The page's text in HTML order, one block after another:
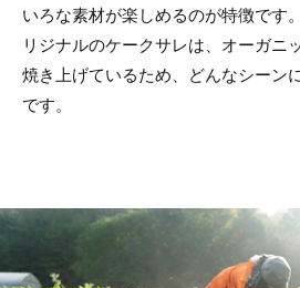
いろな素材が楽しめるのが特徴です
リジナルのケークサレは、オーガニ
焼き上げているため、どんなシーン
です。